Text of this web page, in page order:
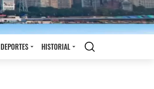
DEPORTES HISTORIAL